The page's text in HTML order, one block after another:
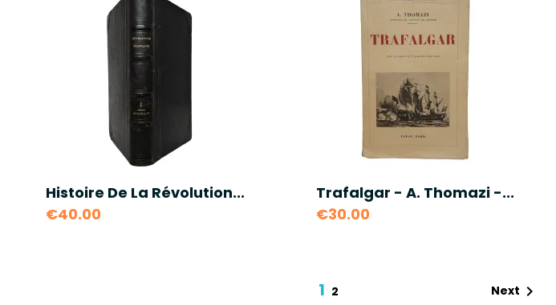
Histoire De La Révolution...
€40.00
Trafalgar - A. Thomazi -...
€30.00
1 2 Next 